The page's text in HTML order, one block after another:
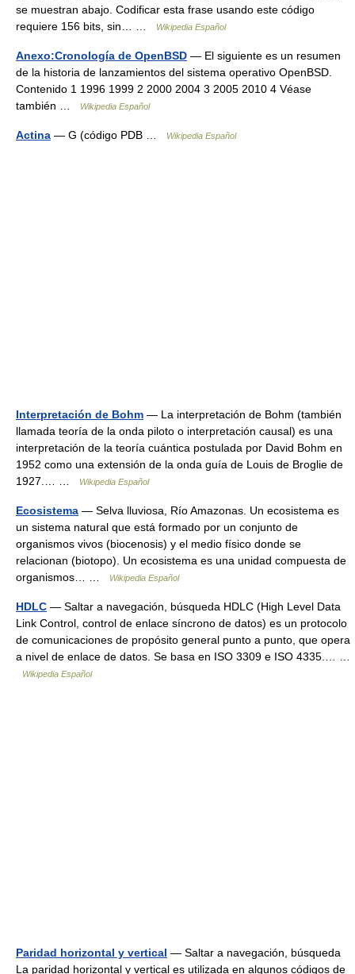
se muestran abajo. Codificar esta frase usando este código
requiere 156 bits, sin… …
Wikipedia Español
Anexo:Cronología de OpenBSD — El siguiente es un resumen
de la historia de lanzamientos del sistema operativo OpenBSD.
Contenido 1 1996 1999 2 2000 2004 3 2005 2010 4 Véase
también …
Wikipedia Español
Actina — G (código PDB … Wikipedia Español
Interpretación de Bohm — La interpretación de Bohm (también
llamada teoría de la onda piloto o interpretación causal) es una
interpretación de la teoría cuántica postulada por David Bohm en
1952 como una extensión de la onda guía de Louis de Broglie de
1927.… …
Wikipedia Español
Ecosistema — Selva lluviosa, Río Amazonas. Un ecosistema es
un sistema natural que está formado por un conjunto de
organismos vivos (biocenosis) y el medio físico donde se
relacionan (biotopo). Un ecosistema es una unidad compuesta de
organismos… …
Wikipedia Español
HDLC — Saltar a navegación, búsqueda HDLC (High Level Data
Link Control, control de enlace síncrono de datos) es un protocolo
de comunicaciones de propósito general punto a punto, que opera
a nivel de enlace de datos. Se basa en ISO 3309 e ISO 4335.… …
Wikipedia Español
Paridad horizontal y vertical — Saltar a navegación, búsqueda
La paridad horizontal y vertical es utilizada en algunos códigos de